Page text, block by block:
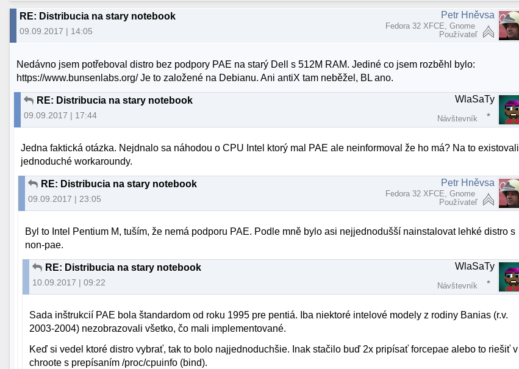
RE: Distribucia na stary notebook
09.09.2017 | 14:05
Petr Hněvsa
Fedora 32 XFCE, Gnome
Používateľ
Nedávno jsem potřeboval distro bez podpory PAE na starý Dell s 512M RAM. Jediné co jsem rozběhl bylo:
https://www.bunsenlabs.org/ Je to založené na Debianu. Ani antiX tam neběžel, BL ano.
RE: Distribucia na stary notebook
09.09.2017 | 17:44
WlaSaTy
Návštevník
Jedna faktická otázka. Nejdnalo sa náhodou o CPU Intel ktorý mal PAE ale neinformoval že ho má? Na to existovali
jednoduché workaroundy.
RE: Distribucia na stary notebook
09.09.2017 | 23:05
Petr Hněvsa
Fedora 32 XFCE, Gnome
Používateľ
Byl to Intel Pentium M, tuším, že nemá podporu PAE. Podle mně bylo asi nejjednodušší nainstalovat lehké distro s
non-pae.
RE: Distribucia na stary notebook
10.09.2017 | 09:22
WlaSaTy
Návštevník
Sada inštrukcií PAE bola štandardom od roku 1995 pre pentiá. Iba niektoré intelové modely z rodiny Banias (r.v.
2003-2004) nezobrazovali všetko, čo mali implementované.
Keď si vedel ktoré distro vybrať, tak to bolo najjednoduchšie. Inak stačilo buď 2x pripísať forcepae alebo to riešiť v
chroote s prepísaním /proc/cpuinfo (bind).